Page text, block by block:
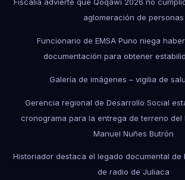
Fiscalía advierte que Qoqawi 2026 no
aglomeración de personas
Funcionario de EMSA Puno niega
documentación para obtener
Galería de imágenes – vigilia de
Gerencia regional de Desarrollo Social
cronograma para la entrega de terreno del
Manuel Nuñes Butrón
Historiador destaca el legado documental de
de radio de Juliaca